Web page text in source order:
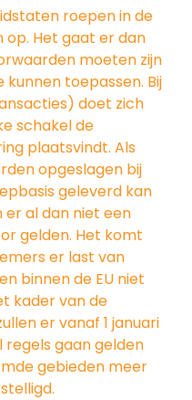
roepen in de
op. Het gaat er dan
moeten zijn
toepassen. Bij
doet zich
schakel de
plaatsvindt. Als
opgeslagen bij
geleverd kan
al dan niet een
gelden. Het komt
er last van
binnen de EU niet
kader van de
er vanaf 1 januari
regels gaan gelden
gebieden meer